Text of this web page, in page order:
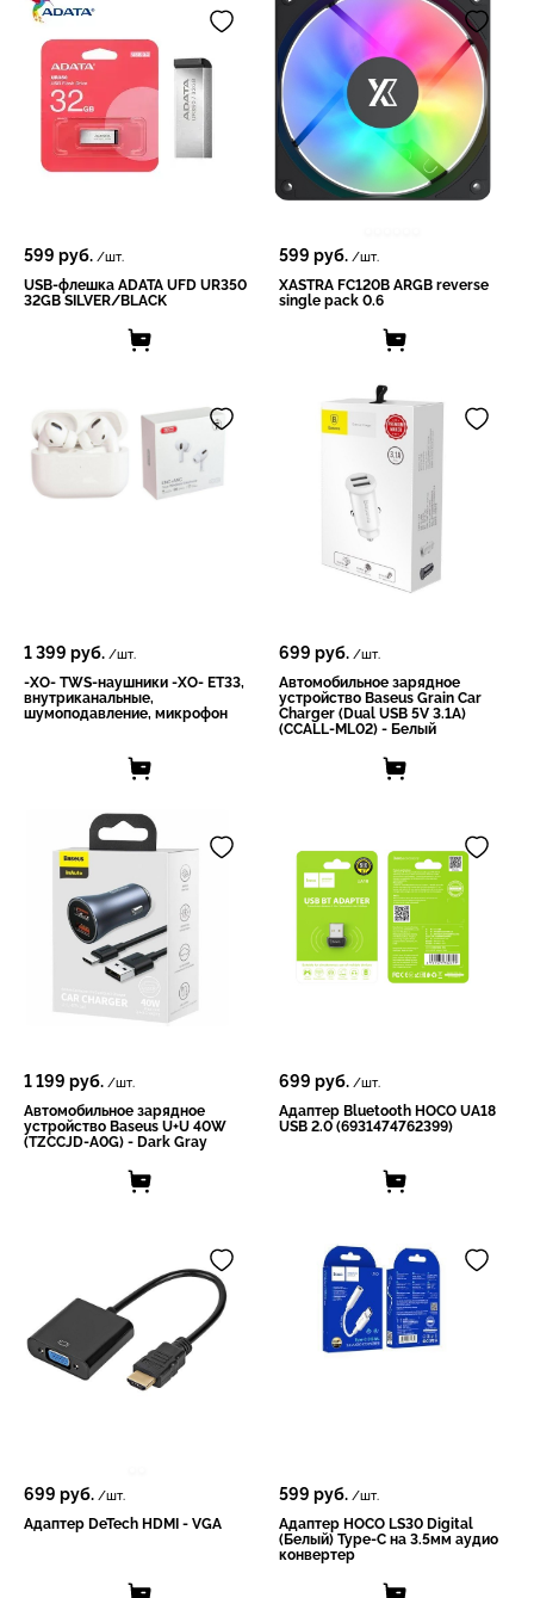
599 руб. /шт.
USB-флешка ADATA UFD UR350
32GB SILVER/BLACK
599 руб. /шт.
XASTRA FC120B ARGB reverse
single pack 0.6
1 399 руб. /шт.
-XO- TWS-наушники -XO- ET33,
внутриканальные,
шумоподавление, микрофон
699 руб. /шт.
Автомобильное зарядное
устройство Baseus Grain Car
Charger (Dual USB 5V 3.1A)
(CCALL-ML02) - Белый
1 199 руб. /шт.
Автомобильное зарядное
устройство Baseus U+U 40W
(TZCCJD-A0G) - Dark Gray
699 руб. /шт.
Адаптер Bluetooth HOCO UA18
USB 2.0 (6931474762399)
699 руб. /шт.
Адаптер DeTech HDMI - VGA
599 руб. /шт.
Адаптер HOCO LS30 Digital
(Белый) Type-C на 3.5мм аудио
конвертер